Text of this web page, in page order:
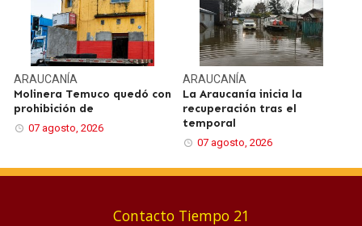
ARAUCANÍA
Molinera Temuco quedó con
prohibición de
07 agosto, 2026
ARAUCANÍA
La Araucanía inicia la
recuperación tras el
temporal
07 agosto, 2026
Contacto Tiempo 21